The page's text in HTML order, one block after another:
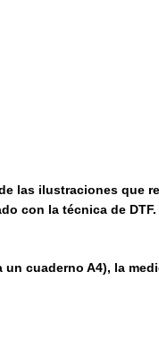
las ilustraciones que
con la técnica de DTF.
cuaderno A4), la